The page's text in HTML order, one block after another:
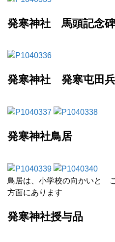
発寒神社 馬頭記念碑
発寒神社 発寒屯田
発寒神社鳥居
鳥居は、小学校の向かいと
方面にあります
発寒神社授与品